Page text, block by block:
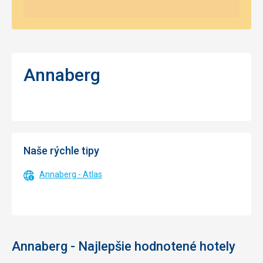
Annaberg
Naše rýchle tipy
Annaberg - Atlas
Annaberg - Najlepšie hodnotené hotely